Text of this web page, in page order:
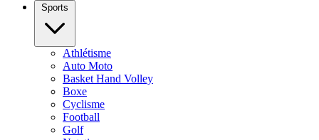
Sports
Athlétisme
Auto Moto
Basket Hand Volley
Boxe
Cyclisme
Football
Golf